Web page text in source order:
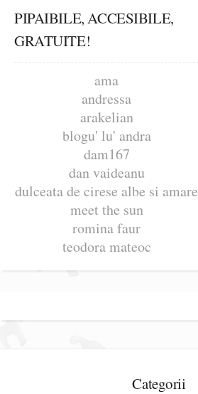
PIPAIBILE, ACCESIBILE,
GRATUITE!
ama
andressa
arakelian
blogu' lu' andra
dam167
dan vaideanu
dulceata de cirese albe si amare
meet the sun
romina faur
teodora mateoc
Categorii